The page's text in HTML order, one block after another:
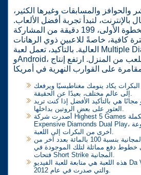
والحوافز والمسابقات وغيرها الكثير،
بالإنترنت، لتبدأ تجربة أفضل الألعاب.
أقصى عائد، جرب الخطوة الأولى، 199 دقيقة من المشاركة
كافية، خاصةً للاعبين ذوي الرهانات
العالية. بالتأكيد، تعمل لعبة Multiple Diamond مع أجهزة iOS
وAndroid، مما يتيح اللعب من المنزل. ارتفع إنتاج IGT بشكل
يكاد ينومك مغناطيسيًا ويرفعك
إلى عالم مختلف، بعيدًا عن الحقيقة.
مجانًا هي بالتأكيد الأفضل إذا كنت تريد
العثور على بعض الروتين بداخلها.
أصدرت شركة Highest 5 Games لاحقًا تكملة، Da Vinci
Expensive Diamonds Dual Play، وبالتالي أضافت مجموعة
أخرى من البكرات إلى اللعبة.
تتميز الدورات الإضافية المجانية بنسبة 100 بالمائة بعدد آخر من
دفع مماثلة لتلك الموجودة في
فتحات Short Strike المجانية.
هذه اللعبة هي متابعة للعبة الفيديو Da Vinci Diamonds الأولى،
والتي صدرت في عام 2012.